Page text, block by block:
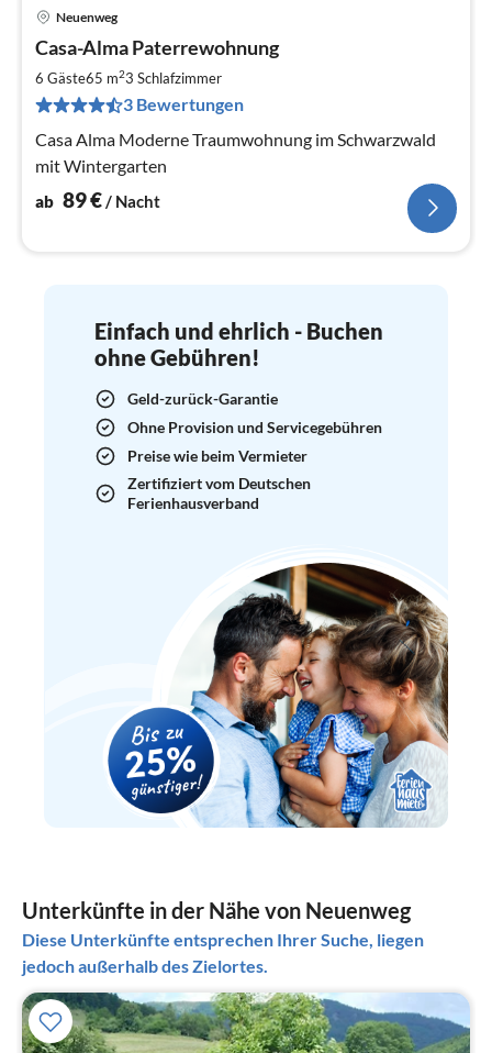
Neuenweg
Casa-Alma Paterrewohnung
6 Gäste65 m23 Schlafzimmer
3 Bewertungen
Casa Alma Moderne Traumwohnung im Schwarzwald
mit Wintergarten
ab 89€/ Nacht
Einfach und ehrlich - Buchen
ohne Gebühren!
Geld-zurück-Garantie
Ohne Provision und Servicegebühren
Preise wie beim Vermieter
Zertifiziert vom Deutschen
Ferienhausverband
Unterkünfte in der Nähe von Neuenweg
Diese Unterkünfte entsprechen Ihrer Suche, liegen
jedoch außerhalb des Zielortes.